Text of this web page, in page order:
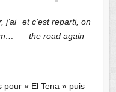
j’ai
et c’est reparti, on
the road again
pour « El Tena » puis